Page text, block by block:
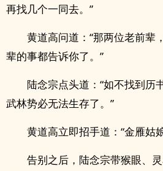
再找几个一同去。”
黄道高问道：“那两位老前辈
辈的事都告诉你了。”
陆念宗点头道：“如不找到历
武林势必无法生存了。”
黄道高立即招手道：“金雁姑
告别之后，陆念宗带猴眼、